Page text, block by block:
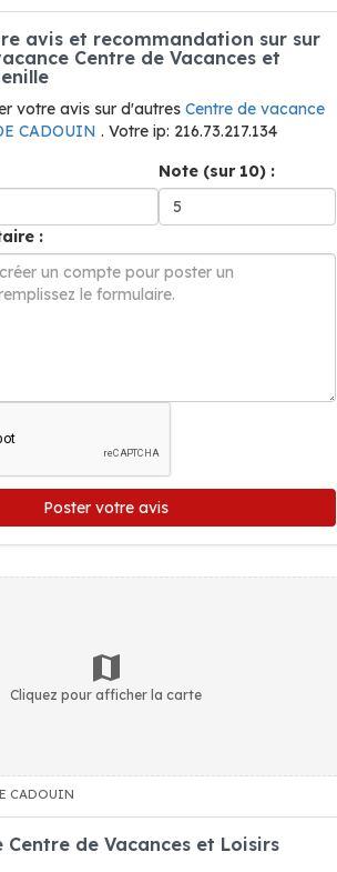
avis et recommandation sur sur
Centre de Vacances et
votre avis sur d'autres Centre de vacance
CADOUIN . Votre ip: 216.73.217.134
Note (sur 10) :
:
Poster votre avis
Cliquez pour afficher la carte
CADOUIN
Centre de Vacances et Loisirs